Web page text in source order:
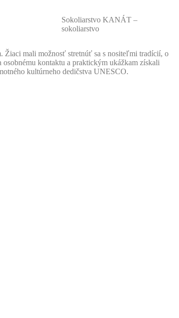
Sokoliarstvo KANÁT –
sokoliarstvo
Žiaci mali možnosť stretnúť sa s nositeľmi tradícií, o
kontaktu a praktickým ukážkam získali
kultúrneho dedičstva UNESCO.